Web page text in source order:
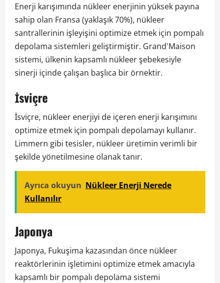
Enerji karışımında nükleer enerjinin yüksek payına
sahip olan Fransa (yaklaşık 70%), nükleer
santrallerinin işleyişini optimize etmek için pompalı
depolama sistemleri geliştirmiştir. Grand'Maison
sistemi, ülkenin kapsamlı nükleer şebekesiyle
sinerji içinde çalışan başlıca bir örnektir.
İsviçre
İsviçre, nükleer enerjiyi de içeren enerji karışımını
optimize etmek için pompalı depolamayı kullanır.
Limmern gibi tesisler, nükleer üretimin verimli bir
şekilde yönetilmesine olanak tanır.
Ayrıca okuyun Nükleer Enerji Nerede
Kullanılır
Japonya
Japonya, Fukuşima kazasından önce nükleer
reaktörlerinin işletimini optimize etmek amacıyla
kapsamlı bir pompalı depolama sistemi